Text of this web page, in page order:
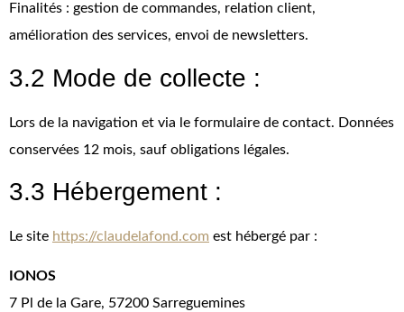
Finalités : gestion de commandes, relation client,
amélioration des services, envoi de newsletters.
3.2 Mode de collecte :
Lors de la navigation et via le formulaire de contact. Données
conservées 12 mois, sauf obligations légales.
3.3 Hébergement :
Le site https://claudelafond.com est hébergé par :
IONOS
7 Pl de la Gare, 57200 Sarreguemines